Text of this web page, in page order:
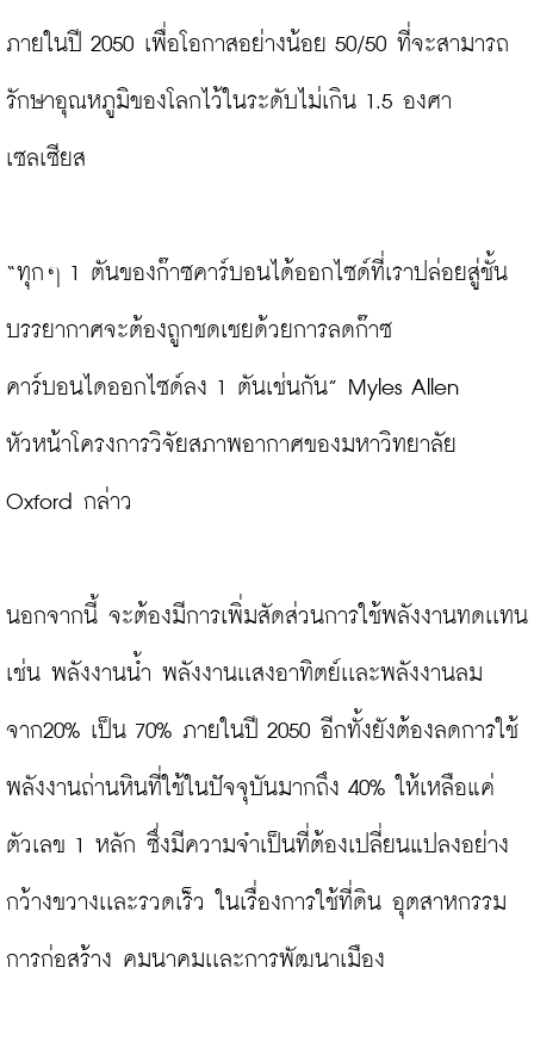
ภายในปี 2050 เพื่อโอกาสอย่างน้อย 50/50 ที่จะสามารถ
รักษาอุณหภูมิของโลกไว้ในระดับไม่เกิน 1.5 องศา
เซลเซียส
“ทุกๆ 1 ตันของก๊าซคาร์บอนได้ออกไซด์ที่เราปล่อยสู่ชั้น
บรรยากาศจะต้องถูกชดเชยด้วยการลดก๊าซ
คาร์บอนไดออกไซด์ลง 1 ตันเช่นกัน” Myles Allen
หัวหน้าโครงการวิจัยสภาพอากาศของมหาวิทยาลัย
Oxford กล่าว
นอกจากนี้ จะต้องมีการเพิ่มสัดส่วนการใช้พลังงานทดเเทน
เช่น พลังงานน้ำ พลังงานเเสงอาทิตย์เเละพลังงานลม
จาก20% เป็น 70% ภายในปี 2050 อีกทั้งยังต้องลดการใช้
พลังงานถ่านหินที่ใช้ในปัจจุบันมากถึง 40% ให้เหลือแค่
ตัวเลข 1 หลัก ซึ่งมีความจำเป็นที่ต้องเปลี่ยนแปลงอย่าง
กว้างขวางเเละรวดเร็ว ในเรื่องการใช้ที่ดิน อุตสาหกรรม
การก่อสร้าง คมนาคมเเละการพัฒนาเมือง